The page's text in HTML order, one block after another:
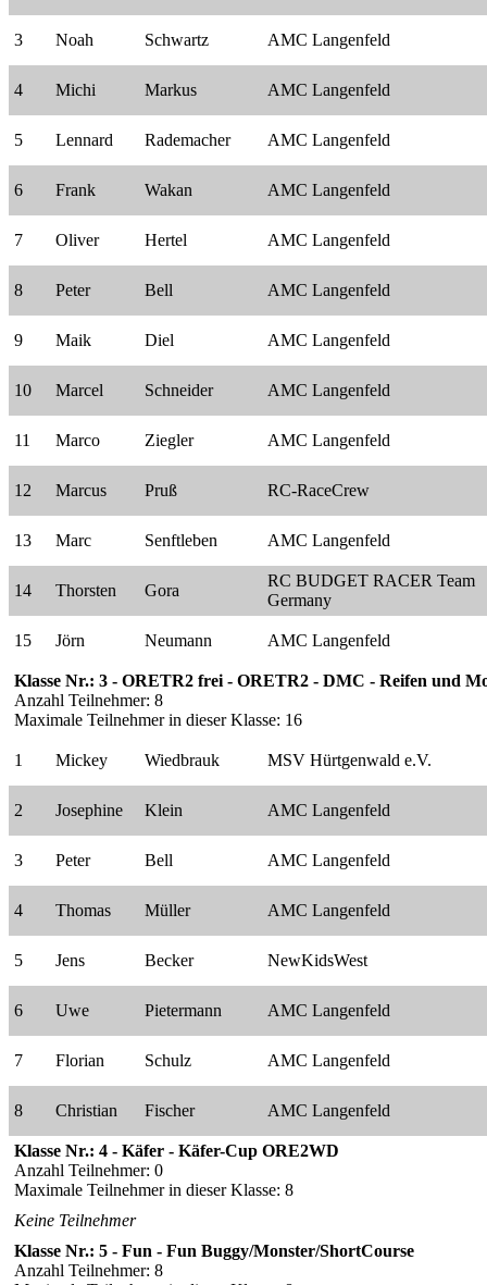
3 Noah Schwartz AMC Langenfeld
4 Michi Markus AMC Langenfeld
5 Lennard Rademacher AMC Langenfeld
6 Frank Wakan AMC Langenfeld
7 Oliver Hertel AMC Langenfeld
8 Peter Bell AMC Langenfeld
9 Maik Diel AMC Langenfeld
10 Marcel Schneider AMC Langenfeld
11 Marco Ziegler AMC Langenfeld
12 Marcus Pruß RC-RaceCrew
13 Marc Senftleben AMC Langenfeld
14 Thorsten Gora
RC BUDGET RACER Team
Germany
15 Jörn Neumann AMC Langenfeld
Klasse Nr.: 3 - ORETR2 frei - ORETR2 - DMC - Reifen und
Anzahl Teilnehmer: 8
Maximale Teilnehmer in dieser Klasse: 16
1 Mickey Wiedbrauk MSV Hürtgenwald e.V.
2 Josephine Klein AMC Langenfeld
3 Peter Bell AMC Langenfeld
4 Thomas Müller AMC Langenfeld
5 Jens Becker NewKidsWest
6 Uwe Pietermann AMC Langenfeld
7 Florian Schulz AMC Langenfeld
8 Christian Fischer AMC Langenfeld
Klasse Nr.: 4 - Käfer - Käfer-Cup ORE2WD
Anzahl Teilnehmer: 0
Maximale Teilnehmer in dieser Klasse: 8
Keine Teilnehmer
Klasse Nr.: 5 - Fun - Fun Buggy/Monster/ShortCourse
Anzahl Teilnehmer: 8